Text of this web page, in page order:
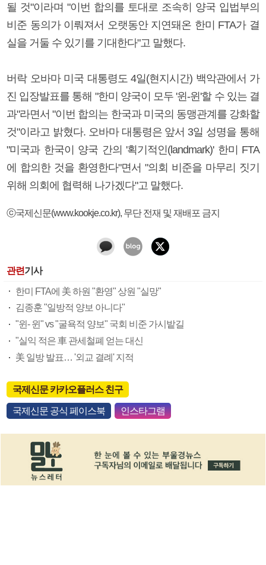
될 것"이라며 "이번 합의를 토대로 조속히 양국 입법부의
비준 동의가 이뤄져서 오랫동안 지연돼온 한미 FTA가 결
실을 거둘 수 있기를 기대한다"고 말했다.
버락 오바마 미국 대통령도 4일(현지시간) 백악관에서 가
진 입장발표를 통해 "한미 양국이 모두 '윈-윈'할 수 있는 결
과"라면서 "이번 합의는 한국과 미국의 동맹관계를 강화할
것"이라고 밝혔다. 오바마 대통령은 앞서 3일 성명을 통해
"미국과 한국이 양국 간의 '획기적인(landmark)' 한미 FTA
에 합의한 것을 환영한다"면서 "의회 비준을 마무리 짓기
위해 의회에 협력해 나가겠다"고 말했다.
ⓒ국제신문(www.kookje.co.kr), 무단 전재 및 재배포 금지
관련기사
한미 FTA에 美 하원 "환영" 상원 "실망"
김종훈 "일방적 양보 아니다"
"윈- 윈" vs "굴욕적 양보" 국회 비준 가시밭길
"실익 적은 車 관세철폐 얻는 대신
美 일방 발표… '외교 결례' 지적
국제신문 카카오플러스 친구
국제신문 공식 페이스북 인스타그램